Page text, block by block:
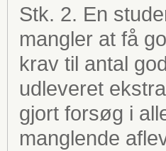
Stk. 2. En
mangler at få
krav til antal
udleveret
gjort forsøg i
manglende